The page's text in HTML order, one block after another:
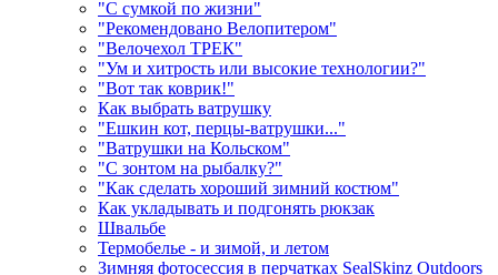
"С сумкой по жизни"
"Рекомендовано Велопитером"
"Велочехол ТРЕК"
"Ум и хитрость или высокие технологии?"
"Вот так коврик!"
Как выбрать ватрушку
"Ешкин кот, перцы-ватрушки..."
"Ватрушки на Кольском"
"С зонтом на рыбалку?"
"Как сделать хороший зимний костюм"
Как укладывать и подгонять рюкзак
Швальбе
Термобелье - и зимой, и летом
Зимняя фотосессия в перчатках SealSkinz Outdoors